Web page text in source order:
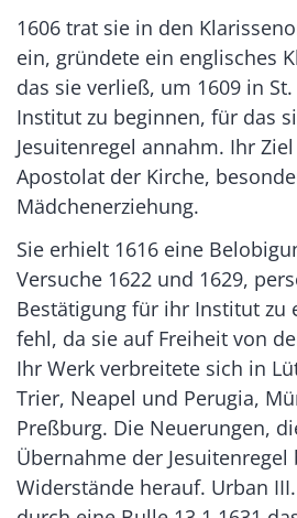
1606 trat sie in den
ein, gründete ein englisches
das sie verließ, um 1609 in
Institut zu beginnen, für das
Jesuitenregel annahm. Ihr
Apostolat der Kirche,
Mädchenerziehung.
Sie erhielt 1616 eine
Versuche 1622 und 1629,
Bestätigung für ihr Institut zu
fehl, da sie auf Freiheit von
Ihr Werk verbreitete sich in
Trier, Neapel und Perugia,
Preßburg. Die Neuerungen,
Übernahme der Jesuitenregel
Widerstände herauf. Urban